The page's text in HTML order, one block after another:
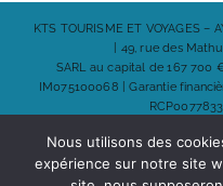
KTS TOURISME ET VOYAGES –
| 49, rue des
SARL au capital de 167 700
IM075100068 | Garantie
RCP0077833
Nous utilisons des
expérience sur notre site